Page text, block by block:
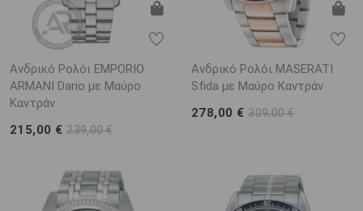
Ανδρικό Ρολόι EMPORIO
ARΜΑΝΙ Dario με Μαύρο
Καντράν
215,00 €239,00 €
Ανδρικό Ρολόι MASERATI
Sfida με Μαύρο Καντράν
278,00 €309,00 €